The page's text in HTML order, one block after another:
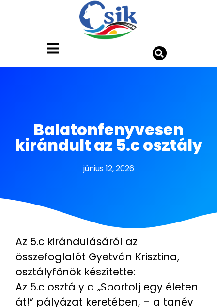
Balatonfenyvesen
kirándult az 5.c osztály
június 12, 2026
Az 5.c kirándulásáról az
összefoglalót Gyetván Krisztina,
osztályfőnök készítette:
Az 5.c osztály a „Sportolj egy életen
át!” pályázat keretében, – a tanév